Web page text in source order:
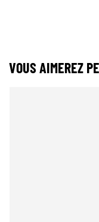
VOUS AIMEREZ